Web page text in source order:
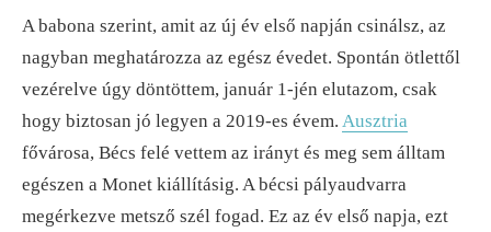
A babona szerint, amit az új év első napján csinálsz, az
nagyban meghatározza az egész évedet. Spontán ötlettől
vezérelve úgy döntöttem, január 1-jén elutazom, csak
hogy biztosan jó legyen a 2019-es évem. Ausztria
fővárosa, Bécs felé vettem az irányt és meg sem álltam
egészen a Monet kiállításig. A bécsi pályaudvarra
megérkezve metsző szél fogad. Ez az év első napja, ezt